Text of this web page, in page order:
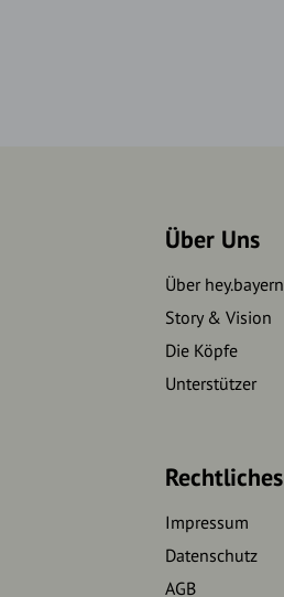
Über Uns
Über hey.bayern
Story & Vision
Die Köpfe
Unterstützer
Rechtliches
Impressum
Datenschutz
AGB